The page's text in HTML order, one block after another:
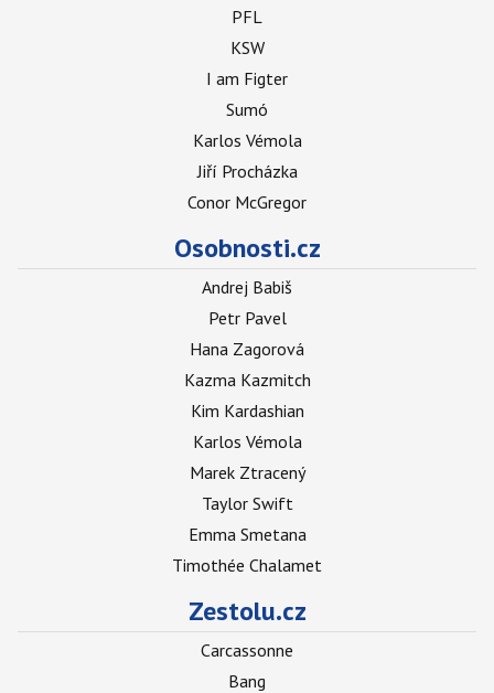
PFL
KSW
I am Figter
Sumó
Karlos Vémola
Jiří Procházka
Conor McGregor
Osobnosti.cz
Andrej Babiš
Petr Pavel
Hana Zagorová
Kazma Kazmitch
Kim Kardashian
Karlos Vémola
Marek Ztracený
Taylor Swift
Emma Smetana
Timothée Chalamet
Zestolu.cz
Carcassonne
Bang